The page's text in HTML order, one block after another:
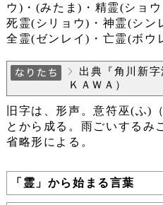
ウ)・(みたま)・精霊(ショ
死霊(シリョウ)・神霊(シン
全霊(ゼンレイ)・亡霊(ボウ
出典『角川新
ＫＡＷＡ）
旧字は、形声。意符巫(ふ)
とから成る。雨ごいするみ
省略形による。
「霊」から始まる言葉